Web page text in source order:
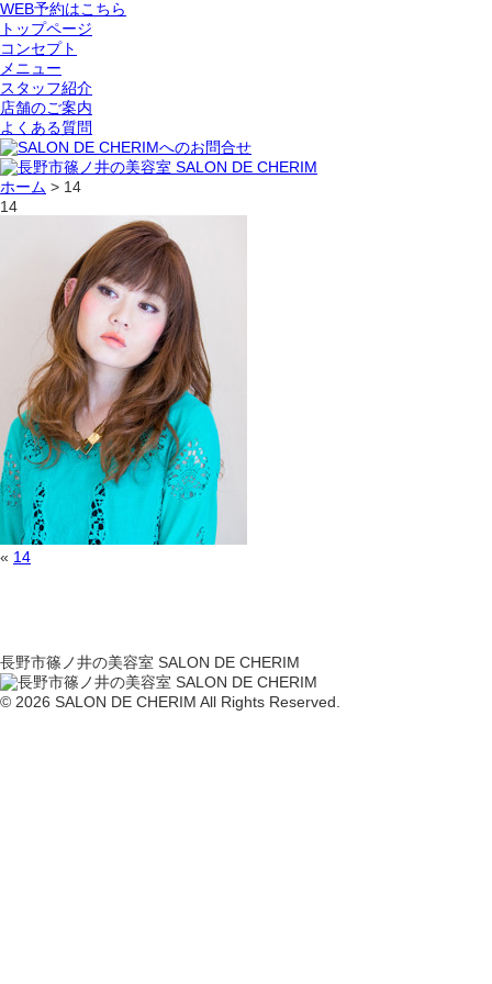
WEB予約はこちら
トップページ
コンセプト
メニュー
スタッフ紹介
店舗のご案内
よくある質問
ホーム > 14
14
« 14
長野市篠ノ井の美容室 SALON DE CHERIM
© 2026 SALON DE CHERIM All Rights Reserved.